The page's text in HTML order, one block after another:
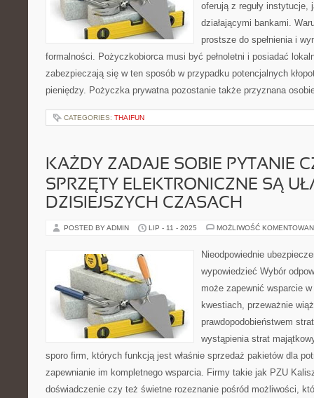
oferują z reguły instytucje,
działającymi bankami.
prostsze do spełnienia i
formalności. Pożyczkobiorca musi być pełnoletni i posiadać
zabezpieczają się w ten sposób w przypadku potencjalnych
pieniędzy. Pożyczka prywatna pozostanie także przyznana
CATEGORIES: THAIFUN
KAŻDY ZADAJE SOBIE PYTANIE
SPRZĘTY ELEKTRONICZNE SĄ
DZISIEJSZYCH CZASACH
POSTED BY ADMIN LIP - 11 - 2025 MOŻLIWOŚĆ
Nieodpowiednie
wypowiedzieć Wybór
może zapewnić wsparcie
kwestiach, przeważnie
prawdopodobieństwem
wystąpienia strat
sporo firm, których funkcją jest właśnie sprzedaż pakietów dla
zapewnianie im kompletnego wsparcia. Firmy takie jak PZU
doświadczenie czy też świetne rozeznanie pośród możliwości,